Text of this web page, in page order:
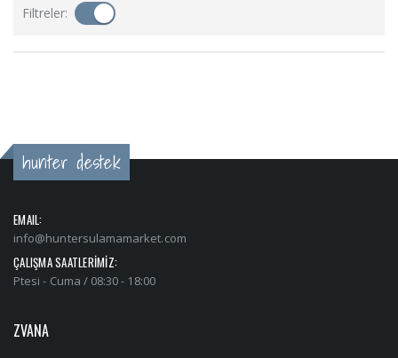
Filtreler:
hunter destek
EMAIL:
info@huntersulamamarket.com
ÇALIŞMA SAATLERİMİZ:
Ptesi - Cuma / 08:30 - 18:00
ZVANA